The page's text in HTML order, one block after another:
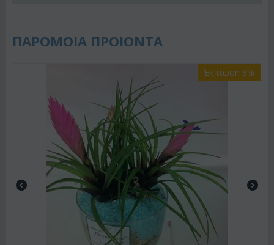
ΠΑΡΟΜΟΙΑ ΠΡΟΙΟΝΤΑ
Έκπτωση 8%